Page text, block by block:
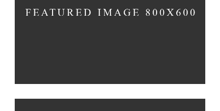
CREAM CAKE
Sugar